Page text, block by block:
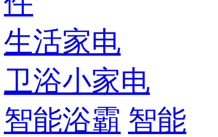
生活家电
卫浴小家电
智能浴霸 智能